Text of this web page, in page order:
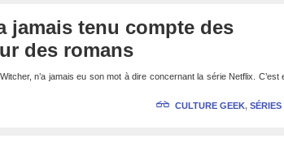
jamais tenu compte des
des romans
n’a jamais eu son mot à dire concernant la série Netflix. C’est
CULTURE GEEK, SÉRIES